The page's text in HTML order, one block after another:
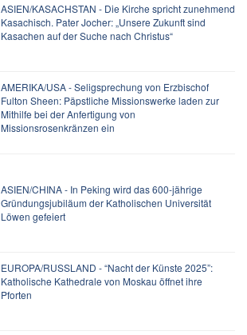
ASIEN/KASACHSTAN - Die Kirche spricht zunehmend
Kasachisch. Pater Jocher: „Unsere Zukunft sind
Kasachen auf der Suche nach Christus“
AMERIKA/USA - Seligsprechung von Erzbischof
Fulton Sheen: Päpstliche Missionswerke laden zur
Mithilfe bei der Anfertigung von
Missionsrosenkränzen ein
ASIEN/CHINA - In Peking wird das 600-jährige
Gründungsjubiläum der Katholischen Universität
Löwen gefeiert
EUROPA/RUSSLAND - “Nacht der Künste 2025”:
Katholische Kathedrale von Moskau öffnet ihre
Pforten